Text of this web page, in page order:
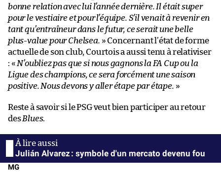
bonne relation avec lui l’année dernière. Il était super
pour le vestiaire et pour l’équipe. S’il venait à revenir en
tant qu’entraîneur dans le futur, ce serait une belle
plus-value pour Chelsea. » Concernant l’état de forme
actuelle de son club, Courtois a aussi tenu à relativiser
: « N’oubliez pas que si nous gagnons la FA Cup ou la
Ligue des champions, ce sera forcément une saison
positive. Nous devons y aller étape par étape. »
Reste à savoir si le PSG veut bien participer au retour
desBlues.
Julián Alvarez : symbole d'un mercato devenu fou
MG